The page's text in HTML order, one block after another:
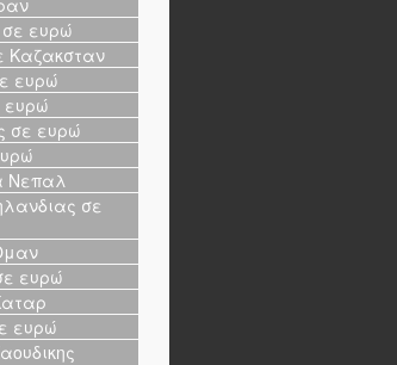
ευρώ
Καζακσταν
ευρώ
ευρώ
σε ευρώ
Νεπαλ
σε
ευρώ
ευρώ